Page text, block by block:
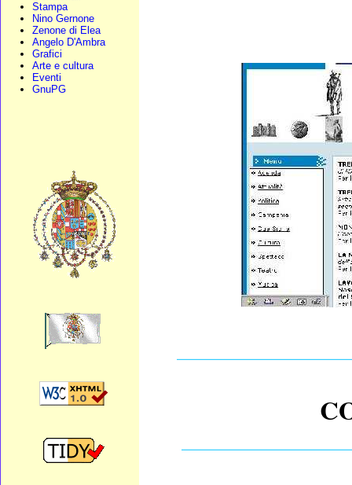
Stampa
Nino Gernone
Zenone di Elea
Angelo D'Ambra
Grafici
Arte e cultura
Eventi
GnuPG